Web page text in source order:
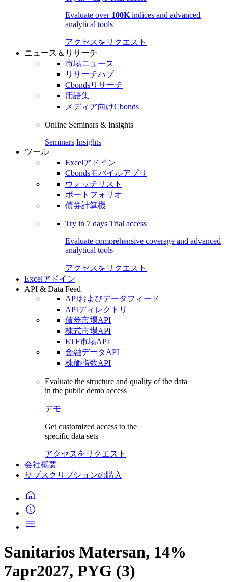
Evaluate over 100K indices and advanced
analytical tools
アクセスをリクエスト
ニュース＆リサーチ
市場ニュース
リサーチハブ
Cbondsリサーチ
用語集
メディア向けCbonds
Online Seminars & Insights
Seminars Insights
ツール
Excelアドイン
Cbondsモバイルアプリ
ウォッチリスト
ポートフォリオ
債券計算機
Try in 7 days Trial access
Evaluate comprehensive coverage and advanced
analytical tools
アクセスをリクエスト
Excelアドイン
API & Data Feed
APIおよびデータフィード
APIディレクトリ
債券市場API
株式市場API
ETF市場API
金融データAPI
株価指数API
Evaluate the structure and quality of the data
in the public demo access
デモ
Get customized access to the
specific data sets
アクセスをリクエスト
会社概要
サブスクリプションの購入
Sanitarios Matersan, 14%
7apr2027, PYG (3)